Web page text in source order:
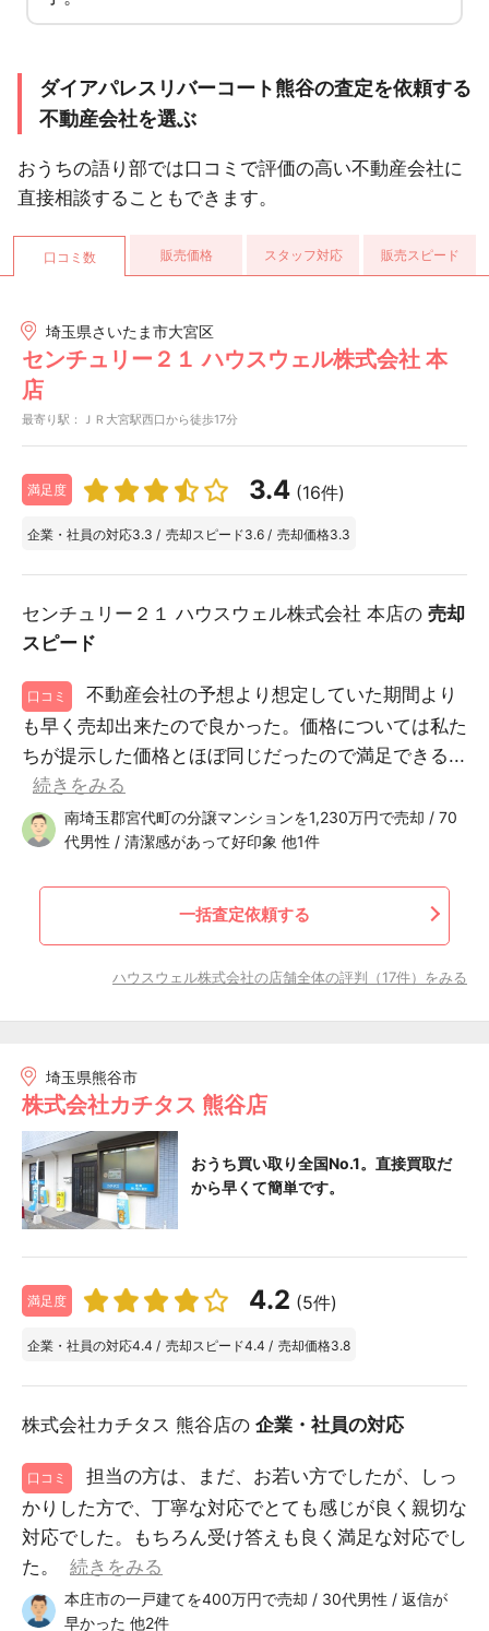
ダイアパレスリバーコート熊谷の査定を依頼する
不動産会社を選ぶ
おうちの語り部では口コミで評価の高い不動産会社に
直接相談することもできます。
口コミ数 販売価格 スタッフ対応 販売スピード
埼玉県さいたま市大宮区
センチュリー２１ ハウスウェル株式会社 本
店
最寄り駅：ＪＲ大宮駅西口から徒歩17分
満足度 3.4 (16件)
企業・社員の対応3.3 / 売却スピード3.6 / 売却価格3.3
センチュリー２１ ハウスウェル株式会社 本店の 売却
スピード
口コミ
不動産会社の予想より想定していた期間より
も早く売却出来たので良かった。価格については私た
ちが提示した価格とほぼ同じだったので満足できる...
続きをみる
南埼玉郡宮代町の分譲マンションを1,230万円で売却 / 70
代男性 / 清潔感があって好印象 他1件
一括査定依頼する
ハウスウェル株式会社の店舗全体の評判（17件）をみる
埼玉県熊谷市
株式会社カチタス 熊谷店
おうち買い取り全国No.1。直接買取だ
から早くて簡単です。
満足度 4.2 (5件)
企業・社員の対応4.4 / 売却スピード4.4 / 売却価格3.8
株式会社カチタス 熊谷店の 企業・社員の対応
口コミ
担当の方は、まだ、お若い方でしたが、しっ
かりした方で、丁寧な対応でとても感じが良く親切な
対応でした。もちろん受け答えも良く満足な対応でし
た。
続きをみる
本庄市の一戸建てを400万円で売却 / 30代男性 / 返信が
早かった 他2件